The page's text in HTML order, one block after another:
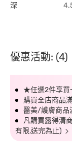
深
優惠活動: (4)
★任選2件享買
購買全店商品
醫美/護膚商品
凡購買露得清
有限,送完為止)